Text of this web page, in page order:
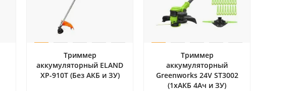
Триммер
аккумуляторный ELAND
XP-910T (Без АКБ и ЗУ)
Триммер
аккумуляторный
Greenworks 24V ST3002
(1хАКБ 4Ач и ЗУ)